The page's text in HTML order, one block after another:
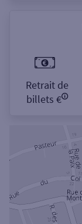
Retrait de
billets €